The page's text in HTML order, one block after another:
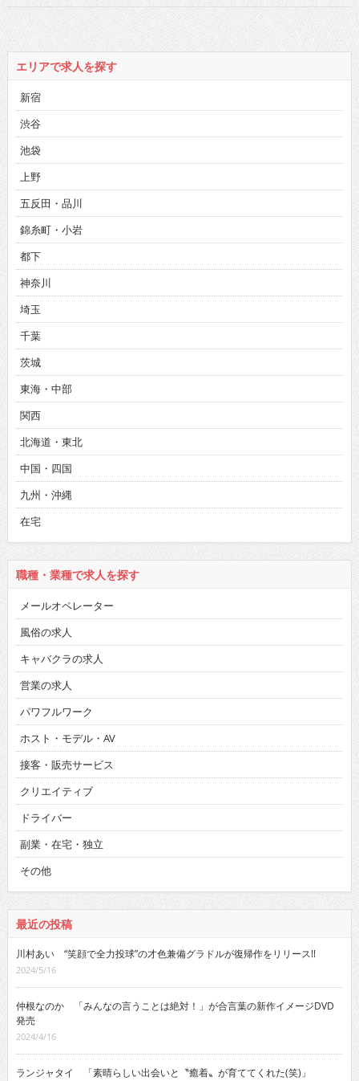
第8弾!!
エリアで求人を探す
新宿
渋谷
池袋
上野
五反田・品川
錦糸町・小岩
都下
神奈川
埼玉
千葉
茨城
東海・中部
関西
北海道・東北
中国・四国
九州・沖縄
在宅
職種・業種で求人を探す
メールオペレーター
風俗の求人
キャバクラの求人
営業の求人
パワフルワーク
ホスト・モデル・AV
接客・販売サービス
クリエイティブ
ドライバー
副業・在宅・独立
その他
最近の投稿
川村あい “笑顔で全力投球”の才色兼備グラドルが復帰作をリリース!!
2024/5/16
仲根なのか 「みんなの言うことは絶対！」が合言葉の新作イメージDVD
発売
2024/4/16
ランジャタイ 「素晴らしい出会いと〝癒着〟が育ててくれた(笑)」